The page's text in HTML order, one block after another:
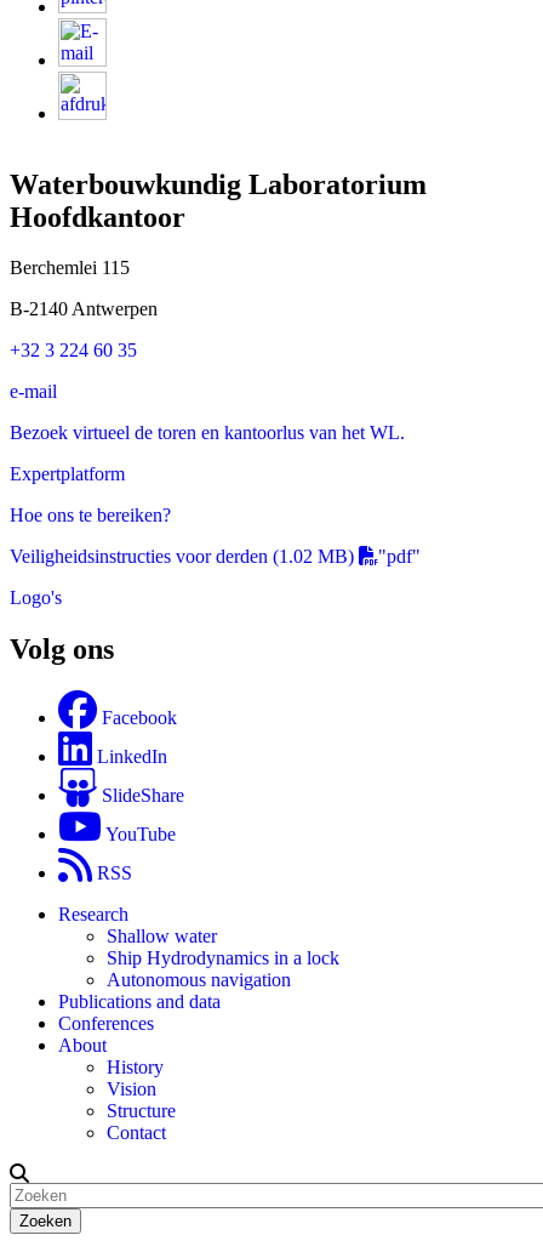
Waterbouwkundig Laboratorium
Hoofdkantoor
Berchemlei 115
B-2140 Antwerpen
+32 3 224 60 35
e-mail
Bezoek virtueel de toren en kantoorlus van het WL.
Expertplatform
Hoe ons te bereiken?
Veiligheidsinstructies voor derden (1.02 MB)
"pdf"
Logo's
Volg ons
Facebook
LinkedIn
SlideShare
YouTube
RSS
Research
Shallow water
Ship Hydrodynamics in a lock
Autonomous navigation
Publications and data
Conferences
About
History
Vision
Structure
Contact
Zoeken